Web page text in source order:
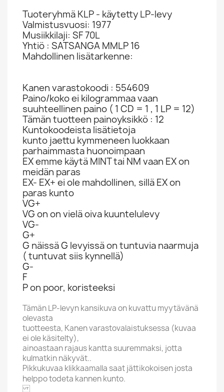
Tuoteryhmä KLP - käytetty LP-levy
Valmistusvuosi: 1977
Musiikkilaji: SF 70L
Yhtiö : SATSANGA MMLP 16
Mahdollinen lisätarkenne:
Kanen varastokoodi : 554609
Paino/koko ei kilogrammaa vaan
suuhteellinen paino ( 1 CD = 1 , 1 LP = 12)
Tämän tuotteen painoyksikkö : 12
Kuntokoodeista lisätietoja
kunto jaettu kymmeneen luokkaan
parhaimmasta huonoimpaan
EX emme käytä MINT tai NM vaan EX on
meidän paras
EX- EX+ ei ole mahdollinen, sillä EX on
paras kunto
VG+
VG on on vielä oiva kuuntelulevy
VG-
G+
G näissä G levyissä on tuntuvia naarmuja
( tuntuvat siis kynnellä)
G-
F
P on poor, koristeeksi
Tämän LP-levyn kansikuva on kuvattu myytävänä
olevasta
tuotteesta, Kanen varastovalaistuksessa (kuvaa
ei ole käsitelty),
ainoastaan rajaus kantta suuremmaksi, jotta
kulmatkin näkyvät..
Pikkukuvaa klikkaamalla saat jättikokoisen josta
helppo todeta kannen kunto.